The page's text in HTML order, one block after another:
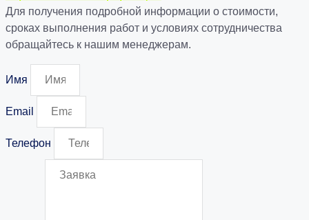
Для получения подробной информации о стоимости,
сроках выполнения работ и условиях сотрудничества
обращайтесь к нашим менеджерам.
Имя
Email
Телефон